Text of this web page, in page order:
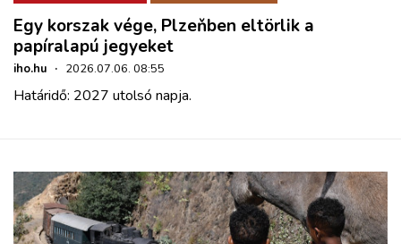
Egy korszak vége, Plzeňben eltörlik a
papíralapú jegyeket
iho.hu · 2026.07.06. 08:55
Határidő: 2027 utolsó napja.